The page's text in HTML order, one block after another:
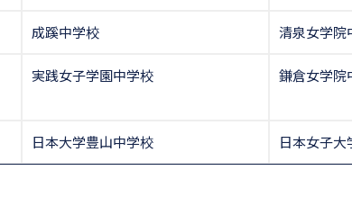
成蹊中学校 清泉女学院
実践女子学園中学校 鎌倉女学院
日本大学豊山中学校 日本女子